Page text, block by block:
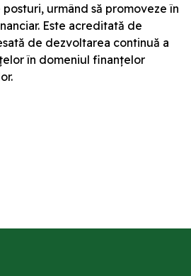
urmând să promoveze în
Este acreditată de
de dezvoltarea continuă a
în domeniul finanțelor